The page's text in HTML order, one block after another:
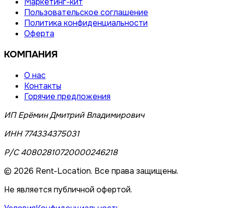
Пользовательское соглашение
Политика конфиденциальности
Оферта
КОМПАНИЯ
О нас
Контакты
Горячие предложения
ИП Ерёмин Дмитрий Владимирович
ИНН 774334375031
Р/С 40802810720000246218
© 2026 Rent-Location. Все права защищены.
Не является публичной офертой.